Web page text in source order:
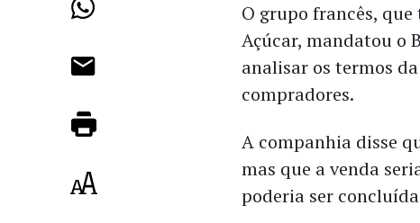
O grupo francês,
Açúcar, mandatou o
analisar os termos
compradores.
A companhia disse
mas que a venda
poderia ser